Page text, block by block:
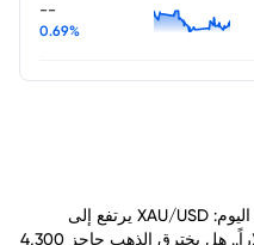
--
0.69%
أسعار الذهب اليوم: XAU/USD يرتفع إلى
4,293.24 دولاراً.. هل يخترق الذهب حاجز 4,300